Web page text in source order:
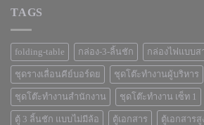
TAGS
folding-table กล่อง-3-ลิ้นชัก กล่องไฟแบบส
ชุดรางเลื่อนคีย์บอร์ดย ชุดโต๊ะทำงานผู้บริหาร
ชุดโต๊ะทำงานสำนักงาน ชุดโต๊ะทำงาน เซ็ท 1
ตู้ 3 ลิ้นชัก แบบไม่มีล้อ ตู้เอกสาร ตู้เอกสาร